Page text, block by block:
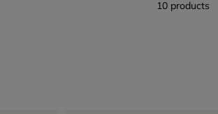
10 products